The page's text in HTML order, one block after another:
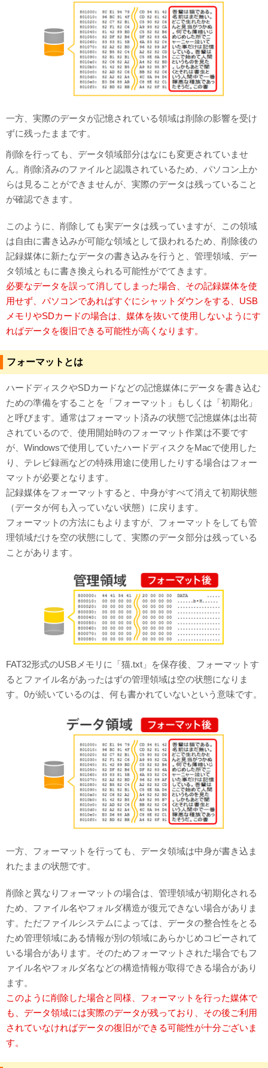
一方、実際のデータが記憶されている領域は削除の影響を受け
ずに残ったままです。
削除を行っても、データ領域部分はなにも変更されていませ
ん。削除済みのファイルと認識されているため、パソコン上か
らは見ることができませんが、実際のデータは残っていること
が確認できます。
このように、削除しても実データは残っていますが、この領域
は自由に書き込みが可能な領域として扱われるため、削除後の
記録媒体に新たなデータの書き込みを行うと、管理領域、デー
タ領域ともに書き換えられる可能性がでてきます。
必要なデータを誤って消してしまった場合、その記録媒体を使
用せず、パソコンであればすぐにシャットダウンをする、USB
メモリやSDカードの場合は、媒体を抜いて使用しないようにす
ればデータを復旧できる可能性が高くなります。
フォーマットとは
ハードディスクやSDカードなどの記憶媒体にデータを書き込む
ための準備をすることを「フォーマット」もしくは「初期化」
と呼びます。通常はフォーマット済みの状態で記憶媒体は出荷
されているので、使用開始時のフォーマット作業は不要です
が、Windowsで使用していたハードディスクをMacで使用した
り、テレビ録画などの特殊用途に使用したりする場合はフォー
マットが必要となります。
記録媒体をフォーマットすると、中身がすべて消えて初期状態
（データが何も入っていない状態）に戻ります。
フォーマットの方法にもよりますが、フォーマットをしても管
理領域だけを空の状態にして、実際のデータ部分は残っている
ことがあります。
FAT32形式のUSBメモリに「猫.txt」を保存後、フォーマットす
るとファイル名があったはずの管理領域は空の状態になりま
す。0が続いているのは、何も書かれていないという意味です。
一方、フォーマットを行っても、データ領域は中身が書き込ま
れたままの状態です。
削除と異なりフォーマットの場合は、管理領域が初期化される
ため、ファイル名やフォルダ構造が復元できない場合がありま
す。ただファイルシステムによっては、データの整合性をとる
ため管理領域にある情報が別の領域にあらかじめコピーされて
いる場合があります。そのためフォーマットされた場合でもフ
ァイル名やフォルダ名などの構造情報が取得できる場合があり
ます。
このように削除した場合と同様、フォーマットを行った媒体で
も、データ領域には実際のデータが残っており、その後ご利用
されていなければデータの復旧ができる可能性が十分ございま
す。